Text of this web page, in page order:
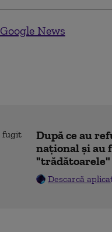
Google News
După ce au
naţional şi au
Descarcă